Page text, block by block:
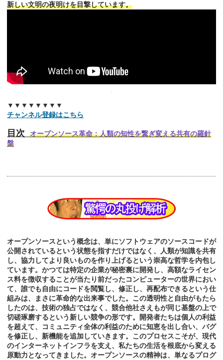
新しい文明の夜明けを目撃しています。
▼▼▼▼▼▼▼▼
チャンネル登録はこちら
目次
オープンソース革命：人類の知性を繋ぎ変える共有の羅針
盤
オープンソースという概念は、単にソフトウェアのソースコードが
公開されているという状態を指すだけではなく、人類が知識を共有
し、協力してより良いものを作り上げるという崇高な哲学を内包し
ています。かつては特定の企業が秘密裏に開発し、高額なライセン
ス料を徴収することが当たり前だったコンピューターの世界におい
て、誰でも自由にコードを閲覧し、修正し、再配布できるという仕
組みは、まさに革命的な出来事でした。この透明性と自由がもたら
したのは、技術の独占ではなく、競合他社さえもが同じ基盤の上で
切磋琢磨するという新しい競争の形です。開発者たちは個人の利益
を超えて、コミュニティ全体の利益のために知恵を出し合い、バグ
を修正し、新機能を追加していきます。このプロセスこそが、現代
のインターネットインフラを支え、私たちの生活を根底から変える
原動力となってきました。オープンソースの精神は、単なるプログ